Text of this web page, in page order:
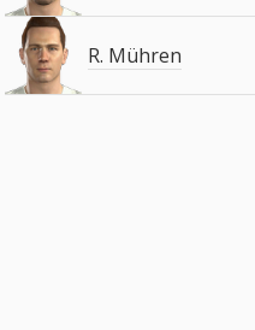
R. Mühren